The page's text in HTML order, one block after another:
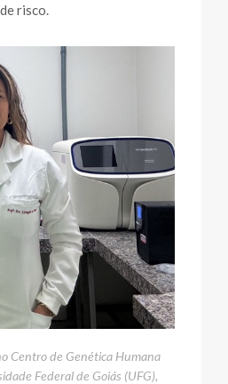
risco.
Centro de Genética Humana
Federal de Goiás (UFG),